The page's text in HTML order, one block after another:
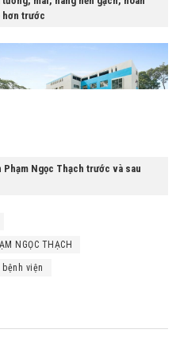
hơn trước
Ngọc Thạch trước và sau
NGỌC THẠCH
viện